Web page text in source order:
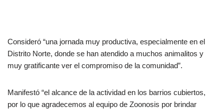
Consideró “una jornada muy productiva, especialmente en el
Distrito Norte, donde se han atendido a muchos animalitos y
muy gratificante ver el compromiso de la comunidad”.
Manifestó “el alcance de la actividad en los barrios cubiertos,
por lo que agradecemos al equipo de Zoonosis por brindar